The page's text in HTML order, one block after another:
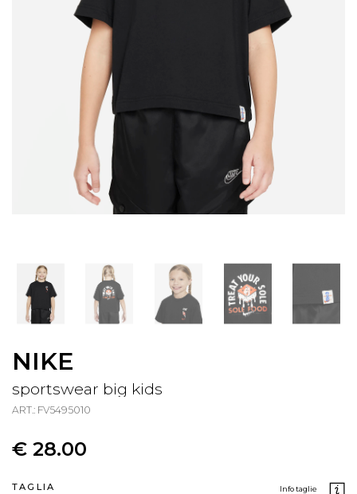
NIKE
sportswear big kids
ART.: FV5495010
€ 28.00
TAGLIA info taglie